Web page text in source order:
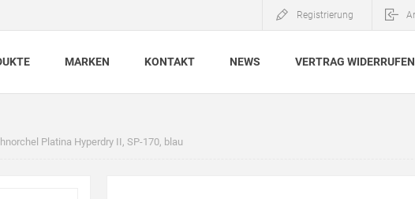
Registrierung
MARKEN KONTAKT NEWS VERTRAG WIDERRUFEN
Platina Hyperdry II, SP-170, blau